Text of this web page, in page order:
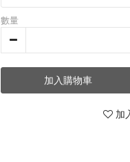
數量
加入購物車
加